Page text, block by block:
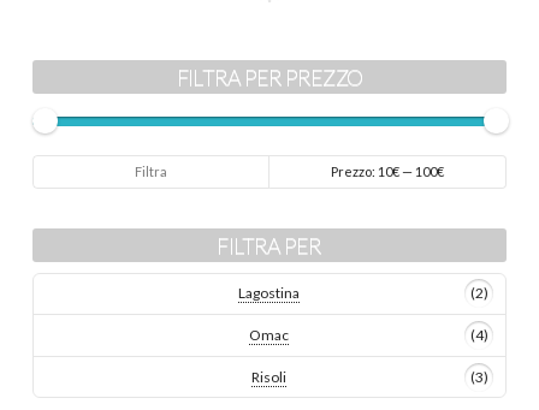
FILTRA PER PREZZO
Min
Max
Filtra Prezzo: 10€— 100€
FILTRA PER
Lagostina (2)
Omac (4)
Risoli (3)